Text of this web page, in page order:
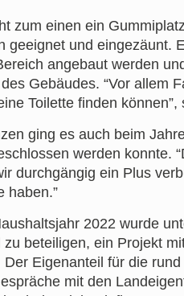
zum einen ein
geeignet und eingezäunt.
angebaut werden
Gebäudes. “Vor allem
Toilette finden können”,
ging es auch beim
werden konnte.
durchgängig ein Plus
haben.”
2022 wurde
zu beteiligen, ein Projekt
Der Eigenanteil für die
mit den